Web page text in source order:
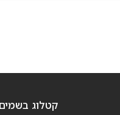
קטלוג